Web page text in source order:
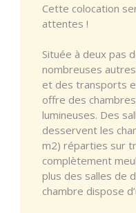
Cette colocation
attentes !
Située à deux pas
nombreuses
et des transports
offre des
lumineuses. Des
desservent les
m2) réparties sur
complètement
plus des salles de
chambre dispose